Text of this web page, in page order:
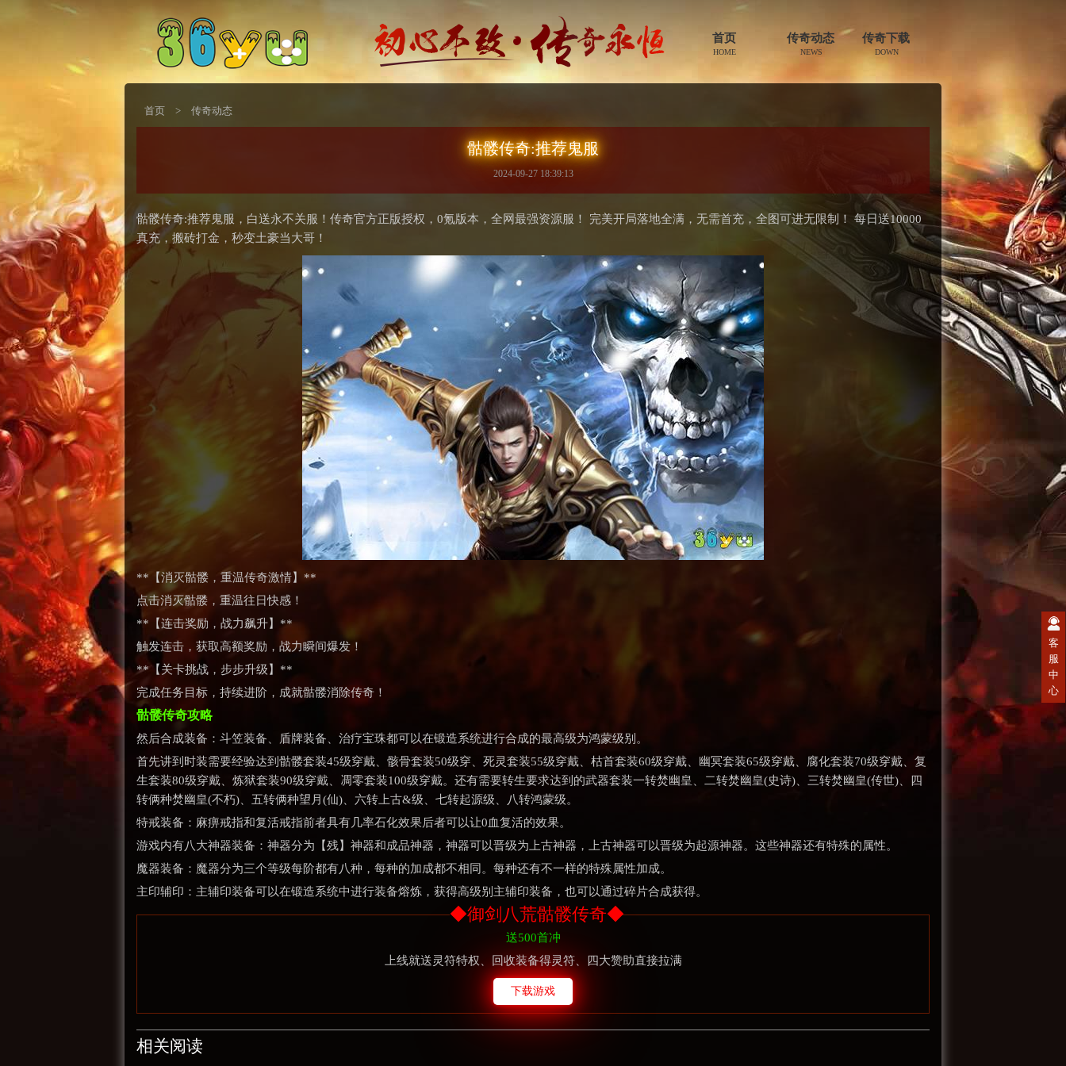
首页
HOME
传奇动态
NEWS
传奇下载
DOWN
首页 > 传奇动态
骷髅传奇:推荐鬼服
2024-09-27 18:39:13
骷髅传奇:推荐鬼服，白送永不关服！传奇官方正版授权，0氪版本，全网最强资源服！ 完美开局落地全满，无需首充，全图可进无限制！ 每日送10000
真充，搬砖打金，秒变土豪当大哥！
**【消灭骷髅，重温传奇激情】**
点击消灭骷髅，重温往日快感！
**【连击奖励，战力飙升】**
触发连击，获取高额奖励，战力瞬间爆发！
**【关卡挑战，步步升级】**
完成任务目标，持续进阶，成就骷髅消除传奇！
骷髅传奇攻略
然后合成装备：斗笠装备、盾牌装备、治疗宝珠都可以在锻造系统进行合成的最高级为鸿蒙级别。
首先讲到时装需要经验达到骷髅套装45级穿戴、骸骨套装50级穿、死灵套装55级穿戴、枯首套装60级穿戴、幽冥套装65级穿戴、腐化套装70级穿戴、复
生套装80级穿戴、炼狱套装90级穿戴、凋零套装100级穿戴。还有需要转生要求达到的武器套装一转焚幽皇、二转焚幽皇(史诗)、三转焚幽皇(传世)、四
转俩种焚幽皇(不朽)、五转俩种望月(仙)、六转上古&级、七转起源级、八转鸿蒙级。
特戒装备：麻痹戒指和复活戒指前者具有几率石化效果后者可以让0血复活的效果。
游戏内有八大神器装备：神器分为【残】神器和成品神器，神器可以晋级为上古神器，上古神器可以晋级为起源神器。这些神器还有特殊的属性。
魔器装备：魔器分为三个等级每阶都有八种，每种的加成都不相同。每种还有不一样的特殊属性加成。
主印辅印：主辅印装备可以在锻造系统中进行装备熔炼，获得高级别主辅印装备，也可以通过碎片合成获得。
◆御剑八荒骷髅传奇◆
送500首冲
上线就送灵符特权、回收装备得灵符、四大赞助直接拉满
下载游戏
相关阅读
客
服
中
心